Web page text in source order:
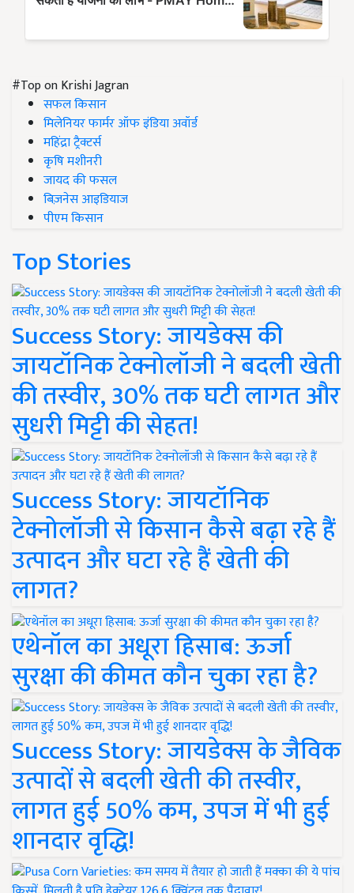
#Top on Krishi Jagran
सफल किसान
मिलेनियर फार्मर ऑफ इंडिया अवॉर्ड
महिंद्रा ट्रैक्टर्स
कृषि मशीनरी
जायद की फसल
बिज़नेस आइडियाज
पीएम किसान
Top Stories
Success Story: जायडेक्स की
जायटॉनिक टेक्नोलॉजी ने बदली खेती
की तस्वीर, 30% तक घटी लागत और
सुधरी मिट्टी की सेहत!
Success Story: जायटॉनिक
टेक्नोलॉजी से किसान कैसे बढ़ा रहे हैं
उत्पादन और घटा रहे हैं खेती की
लागत?
एथेनॉल का अधूरा हिसाब: ऊर्जा
सुरक्षा की कीमत कौन चुका रहा है?
Success Story: जायडेक्स के जैविक
उत्पादों से बदली खेती की तस्वीर,
लागत हुई 50% कम, उपज में भी हुई
शानदार वृद्धि!